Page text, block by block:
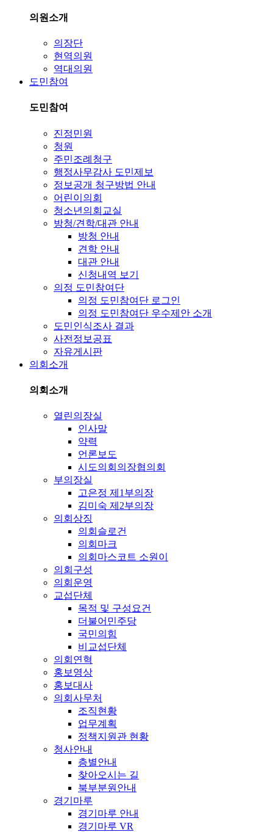
의원소개
의장단
현역의원
역대의원
도민참여
도민참여
진정민원
청원
주민조례청구
행정사무감사 도민제보
정보공개 청구방법 안내
어린이의회
청소년의회교실
방청/견학/대관 안내
방청 안내
견학 안내
대관 안내
신청내역 보기
의정 도민참여단
의정 도민참여단 로그인
의정 도민참여단 우수제안 소개
도민인식조사 결과
사전정보공표
자유게시판
의회소개
의회소개
열린의장실
인사말
약력
언론보도
시도의회의장협의회
부의장실
고은정 제1부의장
김미숙 제2부의장
의회상징
의회슬로건
의회마크
의회마스코트 소원이
의회구성
의회운영
교섭단체
목적 및 구성요건
더불어민주당
국민의힘
비교섭단체
의회연혁
홍보영상
홍보대사
의회사무처
조직현황
업무계획
정책지원관 현황
청사안내
층별안내
찾아오시는 길
북부분원안내
경기마루
경기마루 안내
경기마루 VR